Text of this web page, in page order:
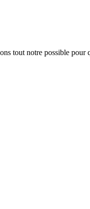
tout notre possible pour